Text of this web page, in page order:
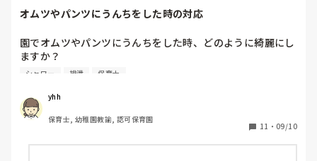
オムツやパンツにうんちをした時の対応
園でオムツやパンツにうんちをした時、どのように綺麗にし
ますか？
おしりふきで拭きますか？
シャワー 排泄 保育士
yhh
保育士, 幼稚園教諭, 認可保育園
11 ・ 09/10